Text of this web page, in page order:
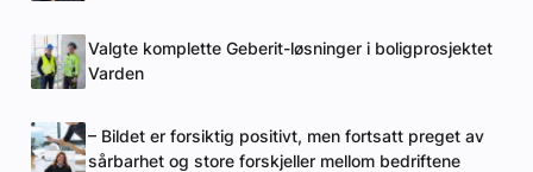
Valgte komplette Geberit-løsninger i boligprosjektet
Varden
– Bildet er forsiktig positivt, men fortsatt preget av
sårbarhet og store forskjeller mellom bedriftene